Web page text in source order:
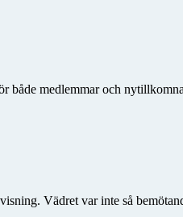
medlemmar och
Vädret var inte så